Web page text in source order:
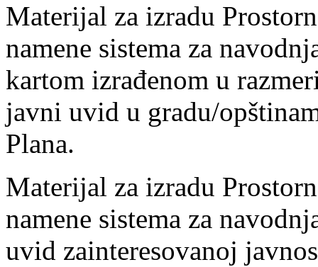
Materijal za izradu
namene sistema za
kartom izrađenom u
javni uvid u gradu/
Plana.
Materijal za izradu
namene sistema za
uvid zainteresovanoj